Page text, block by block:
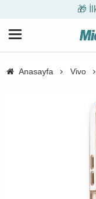
🎁
Anasayfa Vivo